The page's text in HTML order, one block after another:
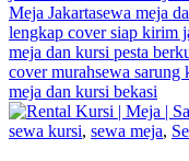
Meja Jakartasewa meja
lengkap cover siap kirim
meja dan kursi pesta
cover murahsewa sarung
meja dan kursi bekasi
sewa kursi, sewa meja,